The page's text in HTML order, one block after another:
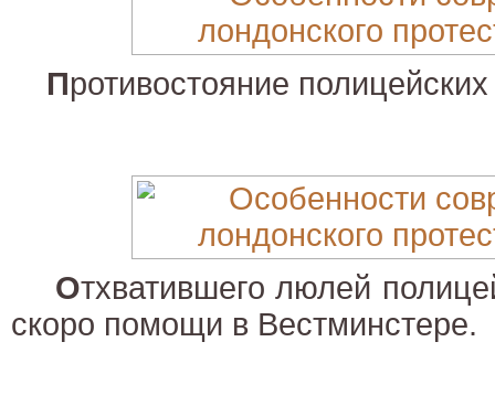
Противостояние
Отхватившего люлей
скоро помощи в Вестминстере.